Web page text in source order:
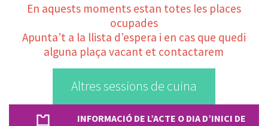
En aquests moments estan totes les places
ocupades
Apunta’t a la llista d’espera i en cas que quedi
alguna plaça vacant et contactarem
Altres sessions de cuina
INFORMACIÓ DE L’ACTE O DIA D’INICI DE